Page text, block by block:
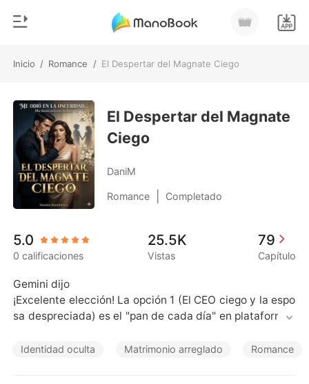
Inicio / Romance / El Despertar del Magnate Ciego
Recargar
Historia
Salir
Instalar APP
Género
Moderno
Hombre Lobo
Cuentos
Urbano
Cuentos Cortos
El Despertar del Magnate
Ciego
DaniM
Romance Completado
5.0
0 calificaciones
25.5K
Vistas
79
Capítulo
Gemini dijo
¡Excelente elección! La opción 1 (El CEO ciego y la espo
sa despreciada) es el "pan de cada día" en plataformas
a médico, la injusticia emocional y la redención del prot
Identidad oculta Matrimonio arreglado Romance